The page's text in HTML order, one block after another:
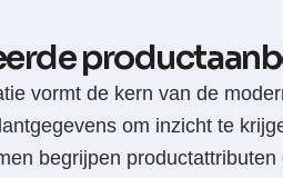
Manager
plugins
vormt de kern van de
om inzicht te
begrijpen